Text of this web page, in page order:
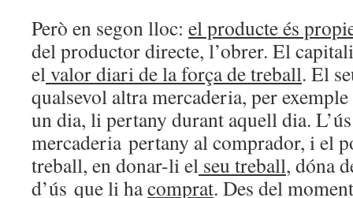
Però en segon lloc: el producte és
del productor directe, l’obrer. El
elvalor diari de la força de treball. El
qualsevol altra mercaderia, per
un dia, li pertany durant aquell dia.
mercaderiapertany al comprador, i el
treball, en donar-li el seu treball, dóna
d’ús que li hacomprat. Des del